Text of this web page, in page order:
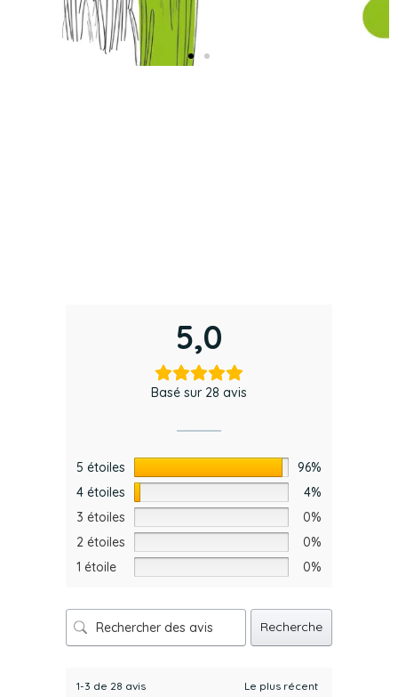
5,0
Basé sur 28 avis
5 étoiles
96%
4 étoiles
4%
3 étoiles
0%
2 étoiles
0%
1 étoile
0%
Recherche
1-3 de 28 avis